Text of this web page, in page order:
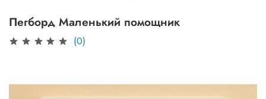
Пегборд Маленький помощник
(0)